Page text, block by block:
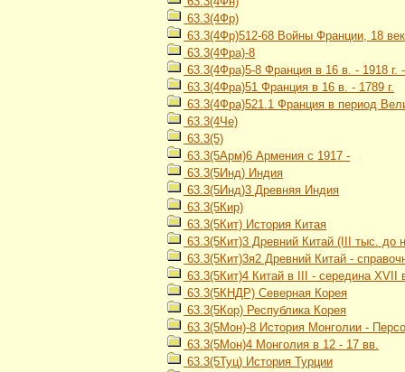
63.3(4Фр)
63.3(4Фр)512-68 Войны Франции, 18 век
63.3(4Фра)-8
63.3(4Фра)5-8 Франция в 16 в. - 1918 г.
63.3(4Фра)51 Франция в 16 в. - 1789 г.
63.3(4Фра)521.1 Франция в период
63.3(4Че)
63.3(5)
63.3(5Арм)6 Армения с 1917 -
63.3(5Инд) Индия
63.3(5Инд)3 Древняя Индия
63.3(5Кир)
63.3(5Кит) История Китая
63.3(5Кит)3 Древний Китай (III тыс. до
63.3(5Кит)3я2 Древний Китай -
63.3(5Кит)4 Китай в III - середина XVII
63.3(5КНДР) Северная Корея
63.3(5Кор) Республика Корея
63.3(5Мон)-8 История Монголии -
63.3(5Мон)4 Монголия в 12 - 17 вв.
63.3(5Туц) История Турции